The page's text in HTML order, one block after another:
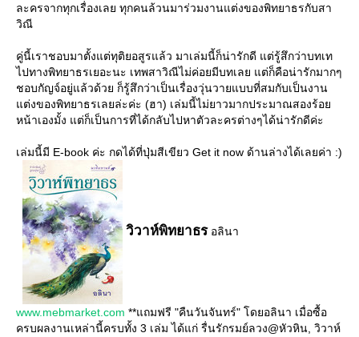
ละครจากทุกเรื่องเลย ทุกคนล้วนมาร่วมงานแต่งของพิทยาธรกับสา
วิณี
คู่นี้เราชอบมาตั้งแต่ทุติยอสูรแล้ว มาเล่มนี้ก็น่ารักดี แต่รู้สึกว่าบทเท
ไปทางพิทยาธรเยอะนะ เทพสาวิณีไม่ค่อยมีบทเลย แต่ก็คือน่ารักมากๆ
ชอบกัญจ์อยู่แล้วด้วย ก็รู้สึกว่าเป็นเรื่องวุ่นวายแบบที่สมกับเป็นงาน
ต่งของพิทยาธรเลยล่ะค่ะ (ฮา) เล่มนี้ไม่ยาวมากประมาณสองร้อ
หน้าเองมั้ง แต่ก็เป็นการที่ได้กลับไปหาตัวละครต่างๆได้น่ารักดีค่ะ
เล่มนี้มี E-book ค่ะ กดได้ที่ปุ่มสีเขียว Get it now ด้านล่างได้เลยค่า :)
วิวาห์พิทยาธรอลินา
www.mebmarket.com **แถมฟรี "คืนวันจันทร์" โดยอลินา เมื่อซื้อ
ครบผลงานเหล่านี้ครบทั้ง 3 เล่ม ได้แก่ รื่นรักรมย์ลวง@หัวหิน, วิวาห์